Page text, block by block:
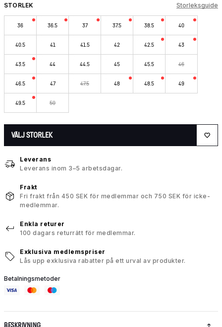
STORLEK Storleksguide
36 36.5 37 37.5 38.5 40
40.5 41 41.5 42 42.5 43
43.5 44 44.5 45 45.5 46
46.5 47 47.5 48 48.5 49
49.5 50
VÄLJ STORLEK
Leverans
Leverans inom 3–5 arbetsdagar.
Frakt
Fri frakt från 450 SEK för medlemmar och 750 SEK för icke-
medlemmar.
Enkla returer
100 dagars returrätt för medlemmar.
Exklusiva medlemspriser
Lås upp exklusiva rabatter på ett urval av produkter.
Betalningsmetoder
BESKRIVNING